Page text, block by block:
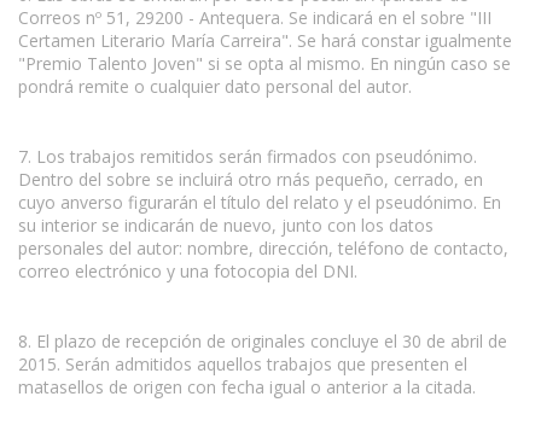
Correos nº 51, 29200 - Antequera. Se indicará en el sobre "III
Certamen Literario María Carreira". Se hará constar igualmente
"Premio Talento Joven" si se opta al mismo. En ningún caso se
pondrá remite o cualquier dato personal del autor.
7. Los trabajos remitidos serán firmados con pseudónimo.
Dentro del sobre se incluirá otro rnás pequeño, cerrado, en
cuyo anverso figurarán el título del relato y el pseudónimo. En
su interior se indicarán de nuevo, junto con los datos
personales del autor: nombre, dirección, teléfono de contacto,
correo electrónico y una fotocopia del DNI.
8. El plazo de recepción de originales concluye el 30 de abril de
2015. Serán admitidos aquellos trabajos que presenten el
matasellos de origen con fecha igual o anterior a la citada.